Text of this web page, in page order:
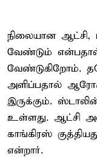
நிலையான
வேண்டும்
வேண்டுகிறோம்.
அளிப்பதால்
இருக்கும்.
உள்ளது. ஆட்சி
காங்கிரஸ்
என்றார்.